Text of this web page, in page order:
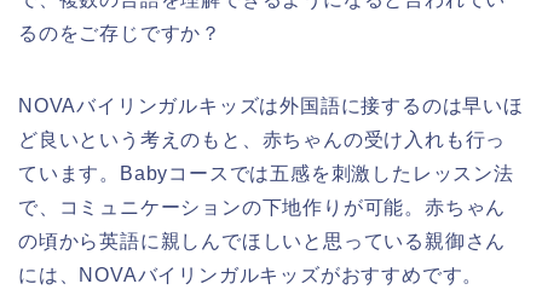
るのをご存じですか？
NOVAバイリンガルキッズは外国語に接するのは早いほ
ど良いという考えのもと、赤ちゃんの受け入れも行っ
ています。Babyコースでは五感を刺激したレッスン法
で、コミュニケーションの下地作りが可能。赤ちゃん
の頃から英語に親しんでほしいと思っている親御さん
には、NOVAバイリンガルキッズがおすすめです。